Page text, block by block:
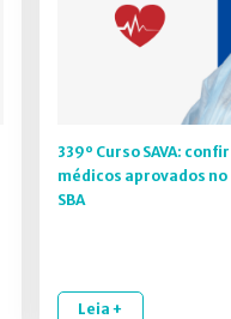
339º Curso SAVA:
médicos aprovados
SBA
Leia +